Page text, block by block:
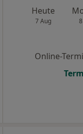
Heute
7 Aug
Online-